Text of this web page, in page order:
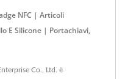
NFC | Articoli
E Silicone | Portachiavi,
Co., Ltd. è